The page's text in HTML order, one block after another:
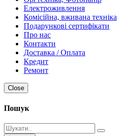
Електроживлення
Комісійна, вживана техніка
Подарункові сертифікати
Про нас
Контакти
Доставка / Оплата
Кредит
Ремонт
Close
Пошук